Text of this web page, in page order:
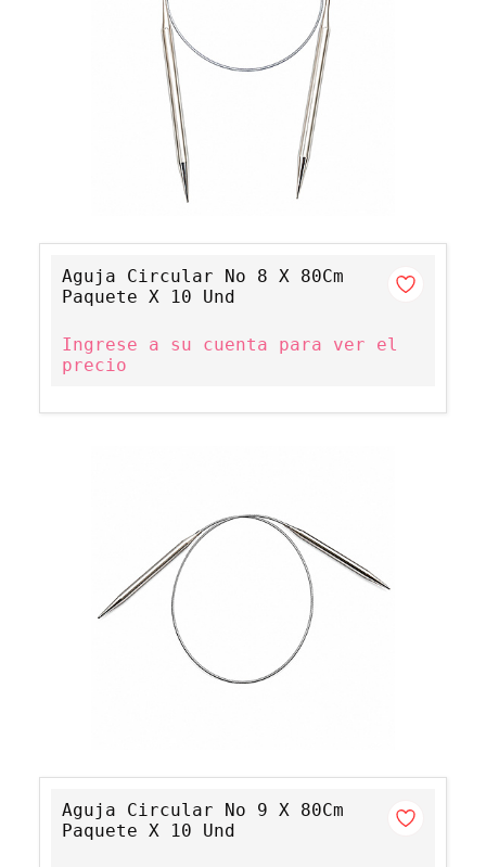
Aguja Circular No 8 X 80Cm
Paquete X 10 Und
Ingrese a su cuenta para ver el
precio
Aguja Circular No 9 X 80Cm
Paquete X 10 Und